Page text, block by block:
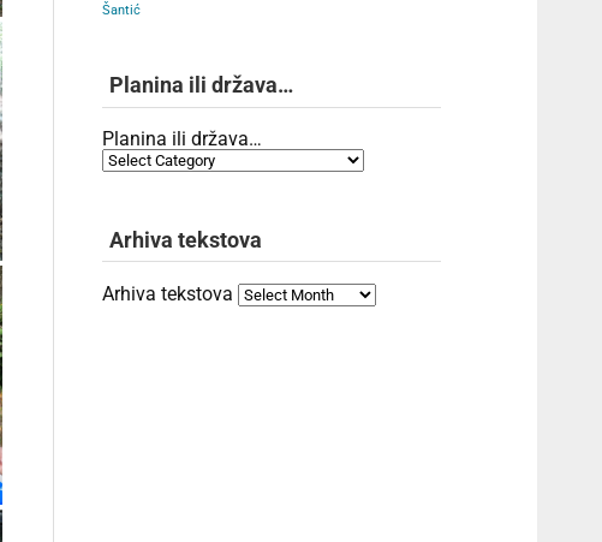
Šantić
Planina ili država…
Planina ili država…
Arhiva tekstova
Arhiva tekstova